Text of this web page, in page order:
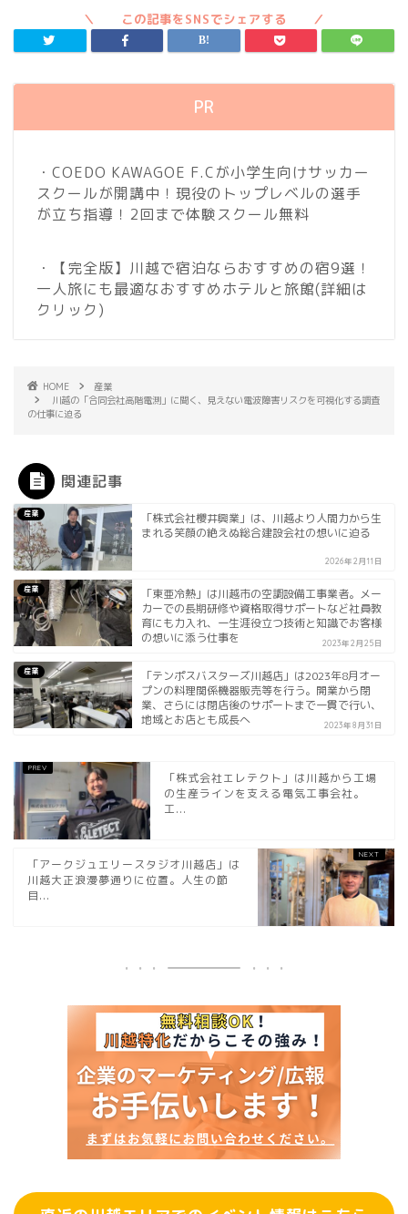
PR
・COEDO KAWAGOE F.Cが小学生向けサッカー
スクールが開講中！現役のトップレベルの選手
が立ち指導！2回まで体験スクール無料
・【完全版】川越で宿泊ならおすすめの宿9選！
一人旅にも最適なおすすめホテルと旅館(詳細は
クリック)
HOME
産業
川越の「合同会社高階電測」に聞く、見えない電波障害リスクを可視化する調査
の仕事に迫る
関連記事
産業
「株式会社櫻井興業」は、川越より人間力から生
まれる笑顔の絶えぬ総合建設会社の想いに迫る
2026年2月11日
産業
「東亜冷熱」は川越市の空調設備工事業者。メー
カーでの長期研修や資格取得サポートなど社員教
育にも力入れ、一生涯役立つ技術と知識でお客様
の想いに添う仕事を
2023年2月25日
産業
「テンポスバスターズ川越店」は2023年8月オー
プンの料理関係機器販売等を行う。開業から閉
業、さらには閉店後のサポートまで一貫で行い、
地域とお店とも成長へ
2023年8月31日
「株式会社エレテクト」は川越から工場
の生産ラインを支える電気工事会社。
工...
「アークジュエリースタジオ川越店」は
川越大正浪漫夢通りに位置。人生の節
目...